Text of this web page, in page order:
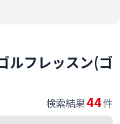
ルフレッスン(ゴ
検索結果44件